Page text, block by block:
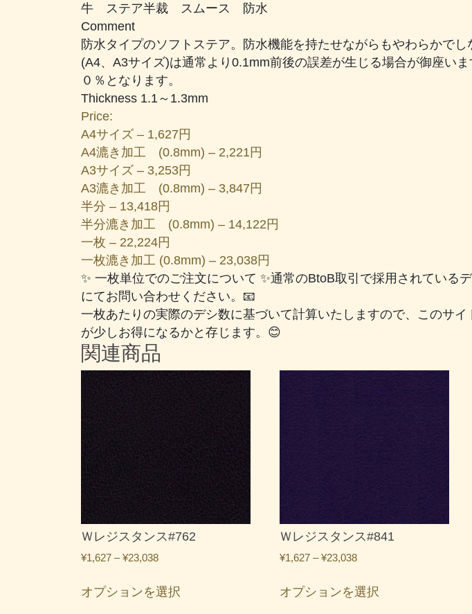
牛 ステア半裁 スムース 防水
Comment
防水タイプのソフトステア。防水機能を持たせながらもやわらかで
(A4、A3サイズ)は通常より0.1mm前後の誤差が生じる場合が御座い
０％となります。
Thickness 1.1～1.3mm
Price:
A4サイズ – 1,627円
A4漉き加工 (0.8mm) – 2,221円
A3サイズ – 3,253円
A3漉き加工 (0.8mm) – 3,847円
半分 – 13,418円
半分漉き加工 (0.8mm) – 14,122円
一枚 – 22,224円
一枚漉き加工 (0.8mm) – 23,038円
✨ 一枚単位でのご注文について ✨通常のBtoB取引で採用されてい
にてお問い合わせください。📧
一枚あたりの実際のデシ数に基づいて計算いたしますので、このサ
が少しお得になるかと存じます。😊
関連商品
Ｗレジスタンス#762
¥1,627 –¥23,038価
帯:
オプションを選択
Ｗレジスタンス#841
¥1,627 –¥23,038価
帯:
オプションを選択の